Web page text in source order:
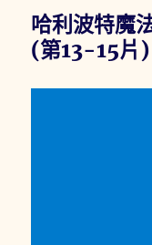
哈利波特魔
(第13-15片)